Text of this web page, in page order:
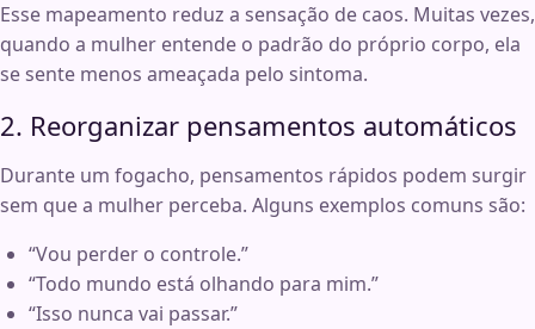
Esse mapeamento reduz a sensação de caos. Muitas vezes,
quando a mulher entende o padrão do próprio corpo, ela
se sente menos ameaçada pelo sintoma.
2. Reorganizar pensamentos automáticos
Durante um fogacho, pensamentos rápidos podem surgir
sem que a mulher perceba. Alguns exemplos comuns são:
“Vou perder o controle.”
“Todo mundo está olhando para mim.”
“Isso nunca vai passar.”